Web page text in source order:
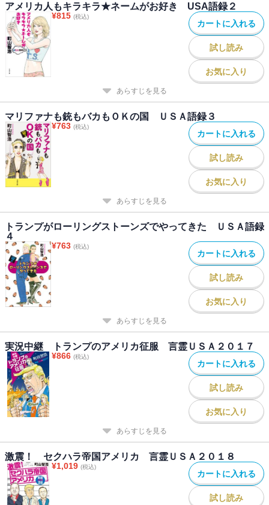
アメリカ人もキラキラ★ネームがお好き USA語録２
¥815 (税込)
カートに入れる
試し読み
お気に入り
あらすじを見る
マリファナも銃もバカもＯＫの国 ＵＳＡ語録３
¥763 (税込)
カートに入れる
試し読み
お気に入り
あらすじを見る
トランプがローリングストーンズでやってきた ＵＳＡ語録
４
¥763 (税込)
カートに入れる
試し読み
お気に入り
あらすじを見る
実況中継 トランプのアメリカ征服 言霊ＵＳＡ２０１７
¥866 (税込)
カートに入れる
試し読み
お気に入り
あらすじを見る
激震！ セクハラ帝国アメリカ 言霊ＵＳＡ２０１８
¥1,019 (税込)
カートに入れる
試し読み